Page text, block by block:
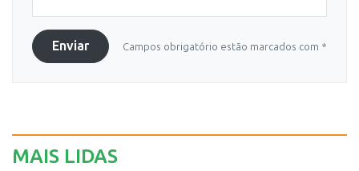
Enviar Campos obrigatório estão marcados com *
MAIS LIDAS